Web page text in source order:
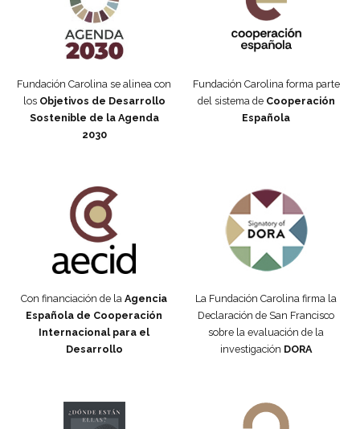
Fundación Carolina se alinea con
los Objetivos de Desarrollo
Sostenible de la Agenda
2030
Fundación Carolina forma parte
del sistema de Cooperación
Española
Con financiación de la Agencia
Española de Cooperación
Internacional para el
Desarrollo
La Fundación Carolina firma la
Declaración de San Francisco
sobre la evaluación de la
investigación DORA